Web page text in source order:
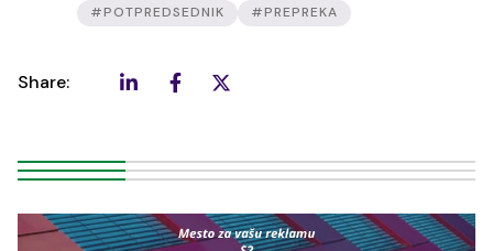
#POTPREDSEDNIK
#PREPREKA
Share: